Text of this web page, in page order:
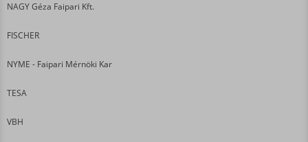
NAGY Géza Faipari Kft.
FISCHER
NYME - Faipari Mérnöki Kar
TESA
VBH